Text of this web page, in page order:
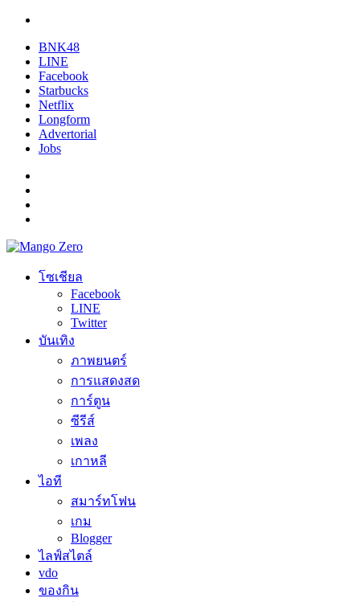
BNK48
LINE
Facebook
Starbucks
Netflix
Longform
Advertorial
Jobs
โซเชียล
Facebook
LINE
Twitter
บันเทิง
ภาพยนตร์
การแสดงสด
การ์ตูน
ซีรีส์
เพลง
เกาหลี
ไอที
สมาร์ทโฟน
เกม
Blogger
ไลฟ์สไตล์
vdo
ของกิน